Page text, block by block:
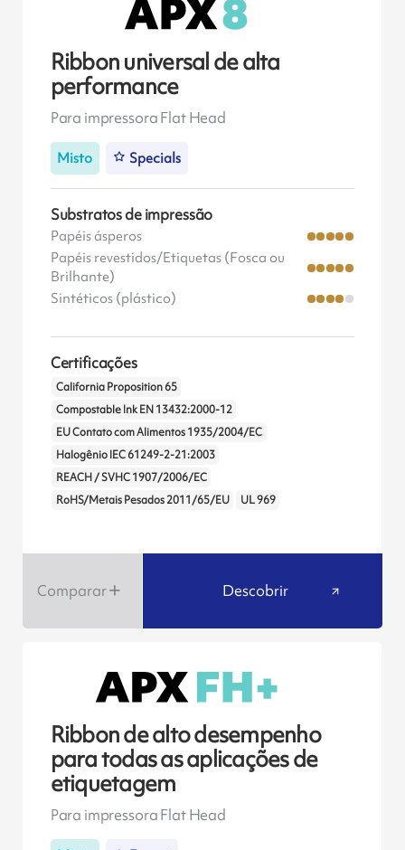
Ribbon universal de alta
performance
Para impressora Flat Head
Misto Specials
Substratos de impressão
Papéis ásperos
Papéis revestidos/Etiquetas (Fosca ou
Brilhante)
Sintéticos (plástico)
Certificações
California Proposition 65
Compostable Ink EN 13432:2000-12
EU Contato com Alimentos 1935/2004/EC
Halogênio IEC 61249-2-21:2003
REACH / SVHC 1907/2006/EC
RoHS/Metais Pesados 2011/65/EU
UL 969
Comparar Descobrir
Ribbon de alto desempenho
para todas as aplicações de
etiquetagem
Para impressora Flat Head